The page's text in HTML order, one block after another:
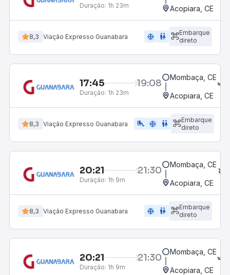
Duração: 1h 23m Acopiara, CE
8,3 Viação Expresso Guanabara ac_unit wc
Embarque
direto
17:45 19:08
Duração: 1h 23m
Mombaça, CE
Acopiara, CE
8,3 Viação Expresso Guanabara airline_seat_legroom_extra ac_unit wc
Embarque
direto
20:21 21:30
Duração: 1h 9m
Mombaça, CE
Acopiara, CE
8,3 Viação Expresso Guanabara ac_unit wc
Embarque
direto
20:21 21:30
Duração: 1h 9m
Mombaça, CE
Acopiara, CE